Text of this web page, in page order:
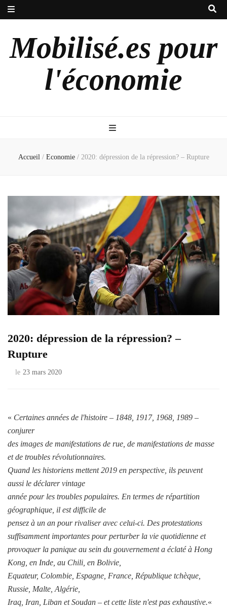
Mobilisé.es pour
l'économie
Accueil / Economie / 2020: dépression de la répression? – Rupture
2020: dépression de la répression? –
Rupture
le 23 mars 2020
« Certaines années de l'histoire – 1848, 1917, 1968, 1989 –
conjurer
des images de manifestations de rue, de manifestations de masse
et de troubles révolutionnaires.
Quand les historiens mettent 2019 en perspective, ils peuvent
aussi le déclarer vintage
année pour les troubles populaires. En termes de répartition
géographique, il est difficile de
pensez à un an pour rivaliser avec celui-ci. Des protestations
suffisamment importantes pour perturber la vie quotidienne et
provoquer la panique au sein du gouvernement a éclaté à Hong
Kong, en Inde, au Chili, en Bolivie,
Equateur, Colombie, Espagne, France, République tchèque,
Russie, Malte, Algérie,
Iraq, Iran, Liban et Soudan – et cette liste n'est pas exhaustive.«